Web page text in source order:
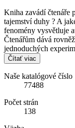
Kniha zavádí čtenáře
tajemství duhy ? A
fenomény vysvětluje
Čtenářům dává
jednoduchých
Čítať viac
Naše katalógové číslo
77488
Počet strán
138